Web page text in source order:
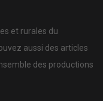
et rurales du
aussi des articles
des productions